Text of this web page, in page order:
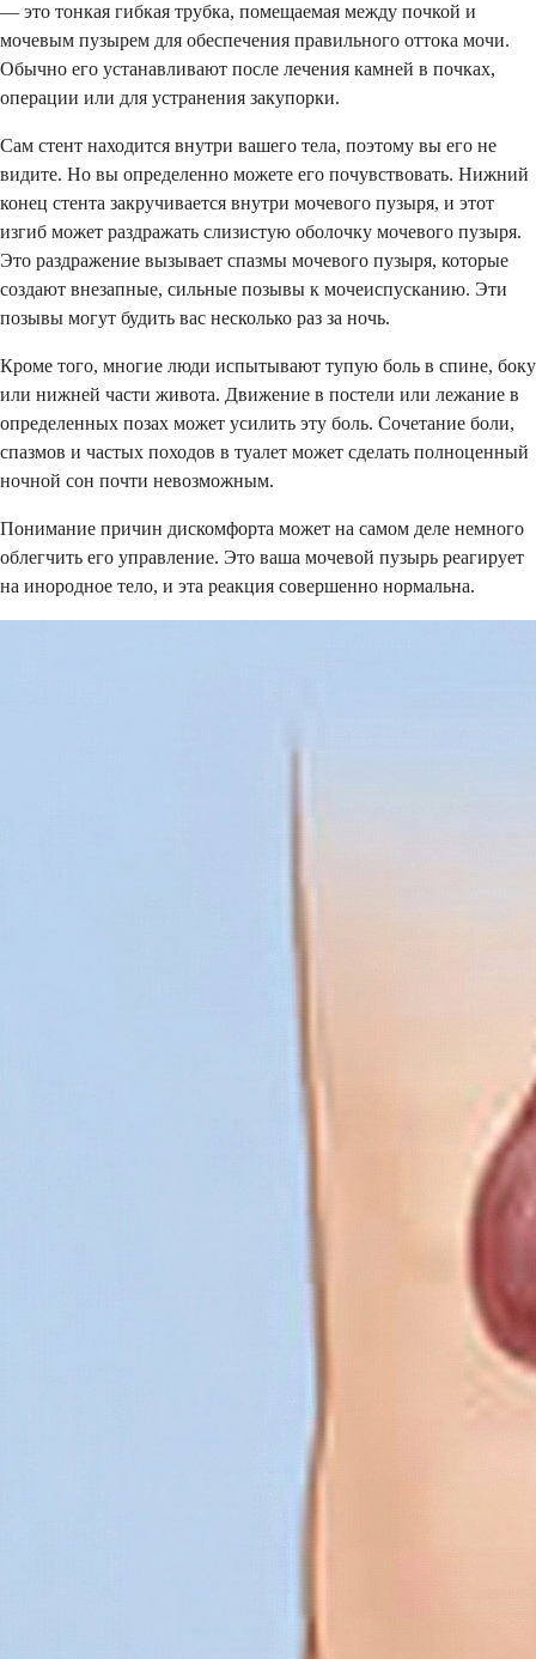
— это тонкая гибкая трубка, помещаемая между почкой и
мочевым пузырем для обеспечения правильного оттока мочи.
Обычно его устанавливают после лечения камней в почках,
операции или для устранения закупорки.
Сам стент находится внутри вашего тела, поэтому вы его не
видите. Но вы определенно можете его почувствовать. Нижний
конец стента закручивается внутри мочевого пузыря, и этот
изгиб может раздражать слизистую оболочку мочевого пузыря.
Это раздражение вызывает спазмы мочевого пузыря, которые
создают внезапные, сильные позывы к мочеиспусканию. Эти
позывы могут будить вас несколько раз за ночь.
Кроме того, многие люди испытывают тупую боль в спине, боку
или нижней части живота. Движение в постели или лежание в
определенных позах может усилить эту боль. Сочетание боли,
спазмов и частых походов в туалет может сделать полноценный
ночной сон почти невозможным.
Понимание причин дискомфорта может на самом деле немного
облегчить его управление. Это ваша мочевой пузырь реагирует
на инородное тело, и эта реакция совершенно нормальна.